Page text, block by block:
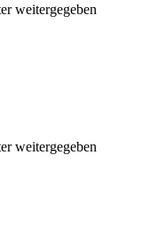
weitergegeben
weitergegeben